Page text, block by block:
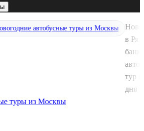
автобусные туры из Москвы
в
тур
дня
туры из Москвы